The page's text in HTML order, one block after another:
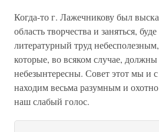
Когда-то г. Лажечникову был
область творчества и заняться,
литературный труд
которые, во всяком случае,
небезынтересны. Совет этот мы и
находим весьма разумным и
наш слабый голос.